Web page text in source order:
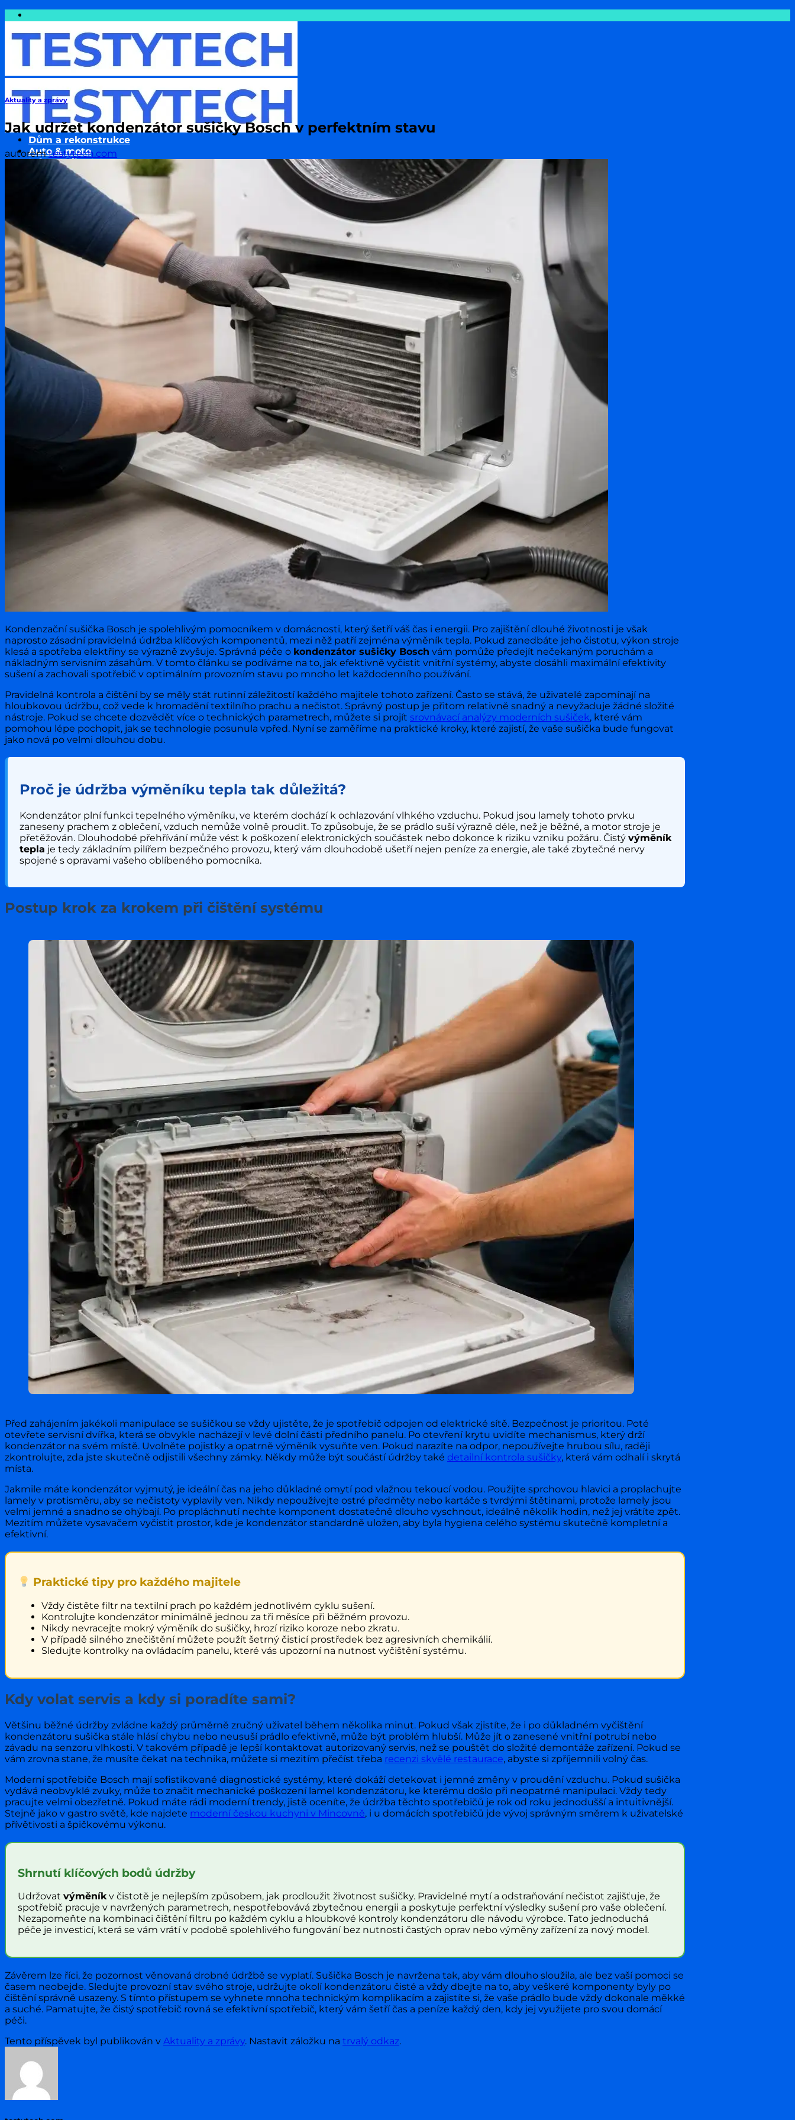
Přeskočit
obsah
Dům a rekonstrukce
Auto & moto
Informatika & Internet
Cestování
Finance a Peníze
Podnikání & Technologie
Zdraví a wellness
Životní styl
Zvířata & jejich chov
Rodina a děti
Testování produktů
Aktuality & zprávy
Aktuality a zprávy
Jak udržet kondenzátor sušičky Bosch v perfektním stavu
autoremtestytech.com
Kondenzační sušička Bosch je spolehlivým pomocníkem v domácnosti, který šetří váš čas i energii. Pro zajištění dlouhé životnosti je však
naprosto zásadní pravidelná údržba klíčových komponentů, mezi něž patří zejména výměník tepla. Pokud zanedbáte jeho čistotu, výkon stroje
klesá a spotřeba elektřiny se výrazně zvyšuje. Správná péče o kondenzátor sušičky Bosch vám pomůže předejít nečekaným poruchám a
nákladným servisním zásahům. V tomto článku se podíváme na to, jak efektivně vyčistit vnitřní systémy, abyste dosáhli maximální efektivity
sušení a zachovali spotřebič v optimálním provozním stavu po mnoho let každodenního používání.
Pravidelná kontrola a čištění by se měly stát rutinní záležitostí každého majitele tohoto zařízení. Často se stává, že uživatelé zapomínají na
hloubkovou údržbu, což vede k hromadění textilního prachu a nečistot. Správný postup je přitom relativně snadný a nevyžaduje žádné složité
nástroje. Pokud se chcete dozvědět více o technických parametrech, můžete si projít srovnávací analýzy moderních sušiček, které vám
pomohou lépe pochopit, jak se technologie posunula vpřed. Nyní se zaměříme na praktické kroky, které zajistí, že vaše sušička bude fungovat
jako nová po velmi dlouhou dobu.
Proč je údržba výměníku tepla tak důležitá?
Kondenzátor plní funkci tepelného výměníku, ve kterém dochází k ochlazování vlhkého vzduchu. Pokud jsou lamely tohoto prvku
zaneseny prachem z oblečení, vzduch nemůže volně proudit. To způsobuje, že se prádlo suší výrazně déle, než je běžné, a motor stroje je
přetěžován. Dlouhodobé přehřívání může vést k poškození elektronických součástek nebo dokonce k riziku vzniku požáru. Čistý výměník
tepla je tedy základním pilířem bezpečného provozu, který vám dlouhodobě ušetří nejen peníze za energie, ale také zbytečné nervy
spojené s opravami vašeho oblíbeného pomocníka.
Postup krok za krokem při čištění systému
Před zahájením jakékoli manipulace se sušičkou se vždy ujistěte, že je spotřebič odpojen od elektrické sítě. Bezpečnost je prioritou. Poté
otevřete servisní dvířka, která se obvykle nacházejí v levé dolní části předního panelu. Po otevření krytu uvidíte mechanismus, který drží
kondenzátor na svém místě. Uvolněte pojistky a opatrně výměník vysuňte ven. Pokud narazíte na odpor, nepoužívejte hrubou sílu, raději
zkontrolujte, zda jste skutečně odjistili všechny zámky. Někdy může být součástí údržby také detailní kontrola sušičky, která vám odhalí i skrytá
místa.
Jakmile máte kondenzátor vyjmutý, je ideální čas na jeho důkladné omytí pod vlažnou tekoucí vodou. Použijte sprchovou hlavici a proplachujte
lamely v protisměru, aby se nečistoty vyplavily ven. Nikdy nepoužívejte ostré předměty nebo kartáče s tvrdými štětinami, protože lamely jsou
velmi jemné a snadno se ohýbají. Po propláchnutí nechte komponent dostatečně dlouho vyschnout, ideálně několik hodin, než jej vrátíte zpět.
Mezitím můžete vysavačem vyčistit prostor, kde je kondenzátor standardně uložen, aby byla hygiena celého systému skutečně kompletní a
efektivní.
Praktické tipy pro každého majitele
Vždy čistěte filtr na textilní prach po každém jednotlivém cyklu sušení.
Kontrolujte kondenzátor minimálně jednou za tři měsíce při běžném provozu.
Nikdy nevracejte mokrý výměník do sušičky, hrozí riziko koroze nebo zkratu.
V případě silného znečištění můžete použít šetrný čisticí prostředek bez agresivních chemikálií.
Sledujte kontrolky na ovládacím panelu, které vás upozorní na nutnost vyčištění systému.
Kdy volat servis a kdy si poradíte sami?
Většinu běžné údržby zvládne každý průměrně zručný uživatel během několika minut. Pokud však zjistíte, že i po důkladném vyčištění
kondenzátoru sušička stále hlásí chybu nebo neusuší prádlo efektivně, může být problém hlubší. Může jít o zanesené vnitřní potrubí nebo
závadu na senzoru vlhkosti. V takovém případě je lepší kontaktovat autorizovaný servis, než se pouštět do složité demontáže zařízení. Pokud se
vám zrovna stane, že musíte čekat na technika, můžete si mezitím přečíst třeba recenzi skvělé restaurace, abyste si zpříjemnili volný čas.
Moderní spotřebiče Bosch mají sofistikované diagnostické systémy, které dokáží detekovat i jemné změny v proudění vzduchu. Pokud sušička
vydává neobvyklé zvuky, může to značit mechanické poškození lamel kondenzátoru, ke kterému došlo při neopatrné manipulaci. Vždy tedy
pracujte velmi obezřetně. Pokud máte rádi moderní trendy, jistě oceníte, že údržba těchto spotřebičů je rok od roku jednodušší a intuitivnější.
Stejně jako v gastro světě, kde najdete moderní českou kuchyni v Mincovně, i u domácích spotřebičů jde vývoj správným směrem k uživatelské
přívětivosti a špičkovému výkonu.
Shrnutí klíčových bodů údržby
Udržovat výměníkv čistotě je nejlepším způsobem, jak prodloužit životnost sušičky. Pravidelné mytí a odstraňování nečistot zajišťuje, že
spotřebič pracuje v navržených parametrech, nespotřebovává zbytečnou energii a poskytuje perfektní výsledky sušení pro vaše oblečení.
Nezapomeňte na kombinaci čištění filtru po každém cyklu a hloubkové kontroly kondenzátoru dle návodu výrobce. Tato jednoduchá
péče je investicí, která se vám vrátí v podobě spolehlivého fungování bez nutnosti častých oprav nebo výměny zařízení za nový model.
Závěrem lze říci, že pozornost věnovaná drobné údržbě se vyplatí. Sušička Bosch je navržena tak, aby vám dlouho sloužila, ale bez vaší pomoci se
časem neobejde. Sledujte provozní stav svého stroje, udržujte okolí kondenzátoru čisté a vždy dbejte na to, aby veškeré komponenty byly po
čištění správně usazeny. S tímto přístupem se vyhnete mnoha technickým komplikacím a zajistíte si, že vaše prádlo bude vždy dokonale měkké
a suché. Pamatujte, že čistý spotřebič rovná se efektivní spotřebič, který vám šetří čas a peníze každý den, kdy jej využijete pro svou domácí
péči.
Tento příspěvek byl publikován v Aktuality a zprávy. Nastavit záložku na trvalý odkaz.